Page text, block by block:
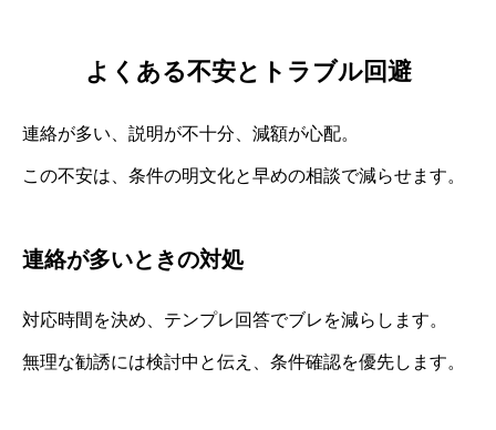
よくある不安とトラブル回避
連絡が多い、説明が不十分、減額が心配。
この不安は、条件の明文化と早めの相談で減らせます。
連絡が多いときの対処
対応時間を決め、テンプレ回答でブレを減らします。
無理な勧誘には検討中と伝え、条件確認を優先します。